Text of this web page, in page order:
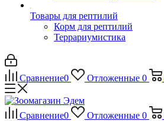
Товары для рептилий
Корм для рептилий
Террариумистика
Сравнение0 Отложенные 0
Сравнение0 Отложенные 0